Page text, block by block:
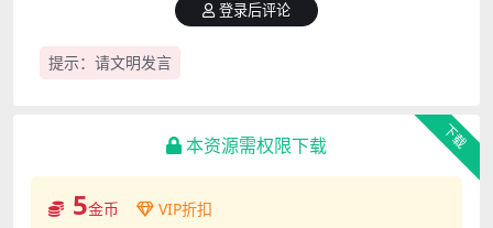
提示：请文明发言
登录后评论
下载
本资源需权限下载
5金币 VIP折扣